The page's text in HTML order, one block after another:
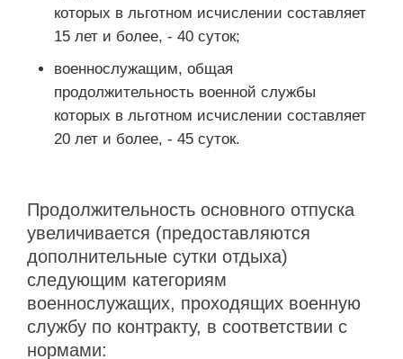
которых в льготном исчислении составляет
15 лет и более, - 40 суток;
военнослужащим, общая
продолжительность военной службы
которых в льготном исчислении составляет
20 лет и более, - 45 суток.
Продолжительность основного отпуска
увеличивается (предоставляются
дополнительные сутки отдыха)
следующим категориям
военнослужащих, проходящих военную
службу по контракту, в соответствии с
нормами: